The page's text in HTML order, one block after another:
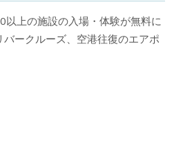
上の施設の入場・体験が無料に
ークルーズ、空港往復のエアポ